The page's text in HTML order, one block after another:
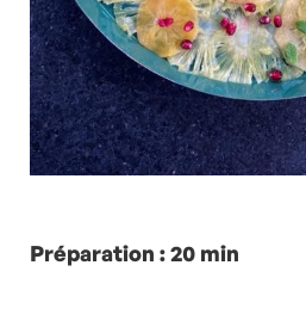
Préparation : 20 min